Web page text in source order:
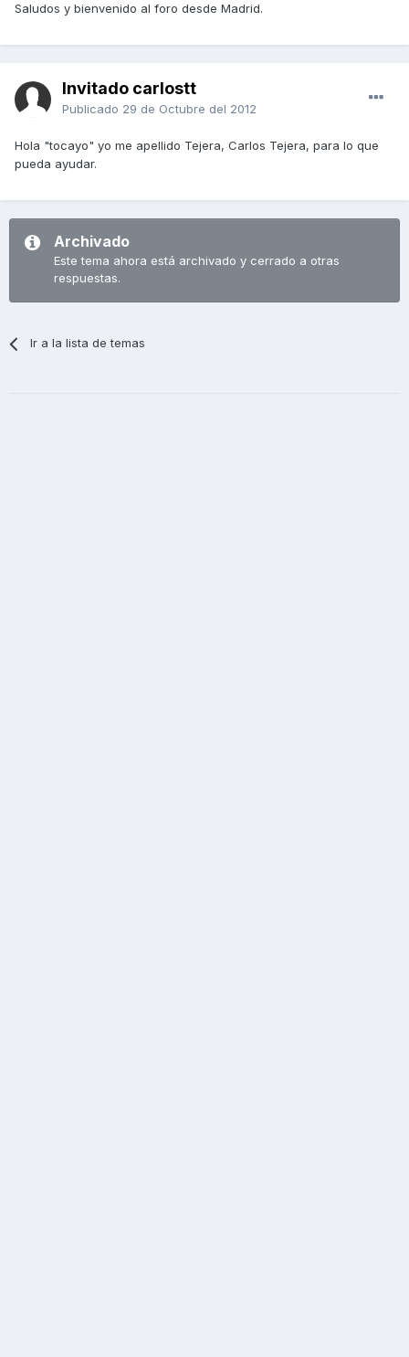
Saludos y bienvenido al foro desde Madrid.
Invitado carlostt
Publicado 29 de Octubre del 2012
Hola "tocayo" yo me apellido Tejera, Carlos Tejera, para lo que
pueda ayudar.
Archivado
Este tema ahora está archivado y cerrado a otras
respuestas.
Ir a la lista de temas